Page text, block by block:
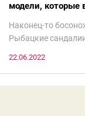
модели, которые
Наконец-то
Рыбацкие
модно, совсем не
Достаточно лишь
22.06.2022